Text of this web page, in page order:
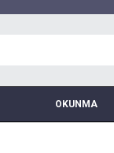
OKUNMA